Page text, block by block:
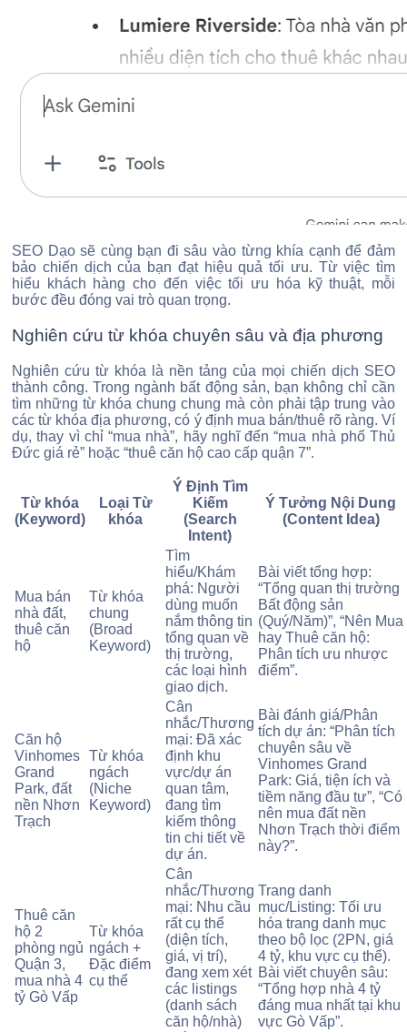
SEO Dạo sẽ cùng bạn đi sâu vào từng khía cạnh để đảm
bảo chiến dịch của bạn đạt hiệu quả tối ưu. Từ việc tìm
hiểu khách hàng cho đến việc tối ưu hóa kỹ thuật, mỗi
bước đều đóng vai trò quan trọng.
Nghiên cứu từ khóa chuyên sâu và địa phương
Nghiên cứu từ khóa là nền tảng của mọi chiến dịch SEO
thành công. Trong ngành bất động sản, bạn không chỉ cần
tìm những từ khóa chung chung mà còn phải tập trung vào
các từ khóa địa phương, có ý định mua bán/thuê rõ ràng. Ví
dụ, thay vì chỉ “mua nhà”, hãy nghĩ đến “mua nhà phố Thủ
Đức giá rẻ” hoặc “thuê căn hộ cao cấp quận 7”.
Từ khóa
(Keyword)
Loại Từ
khóa
Ý Định Tìm
Kiếm
(Search
Intent)
Ý Tưởng Nội Dung
(Content Idea)
Mua bán
nhà đất,
thuê căn
hộ
Từ khóa
chung
(Broad
Keyword)
Tìm
hiểu/Khám
phá: Người
dùng muốn
nắm thông tin
tổng quan về
thị trường,
các loại hình
giao dịch.
Bài viết tổng hợp:
“Tổng quan thị trường
Bất động sản
(Quý/Năm)”, “Nên Mua
hay Thuê căn hộ:
Phân tích ưu nhược
điểm”.
Căn hộ
Vinhomes
Grand
Park, đất
nền Nhơn
Trạch
Từ khóa
ngách
(Niche
Keyword)
Cân
nhắc/Thương
mại: Đã xác
định khu
vực/dự án
quan tâm,
đang tìm
kiếm thông
tin chi tiết về
dự án.
Bài đánh giá/Phân
tích dự án: “Phân tích
chuyên sâu về
Vinhomes Grand
Park: Giá, tiện ích và
tiềm năng đầu tư”, “Có
nên mua đất nền
Nhơn Trạch thời điểm
này?”.
Thuê căn
hộ 2
phòng ngủ
Quận 3,
mua nhà 4
tỷ Gò Vấp
Từ khóa
ngách +
Đặc điểm
cụ thể
Cân
nhắc/Thương
mại: Nhu cầu
rất cụ thể
(diện tích,
giá, vị trí),
đang xem xét
các listings
(danh sách
căn hộ/nhà)
Trang danh
mục/Listing: Tối ưu
hóa trang danh mục
theo bộ lọc (2PN, giá
4 tỷ, khu vực cụ thể).
Bài viết chuyên sâu:
“Tổng hợp nhà 4 tỷ
đáng mua nhất tại khu
vực Gò Vấp”.